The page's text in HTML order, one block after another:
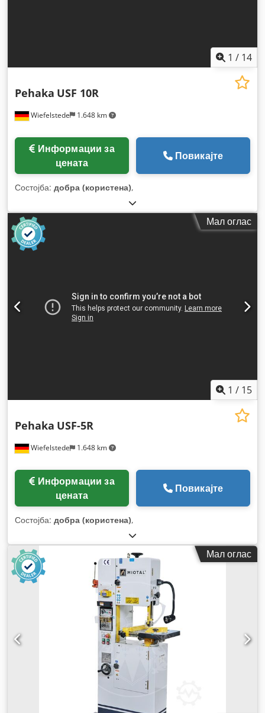
1 / 14
Wiefelstede 1.648 km
Pehaka USF 10R
цената
Повикајте
Состојба: добра (користена),
Мал оглас
1 / 15
Wiefelstede 1.648 km
Pehaka USF-5R
цената
Повикајте
Состојба: добра (користена),
Мал оглас